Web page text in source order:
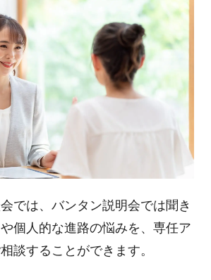
では、バンタン説明会では聞き
個人的な進路の悩みを、専任ア
談することができます。